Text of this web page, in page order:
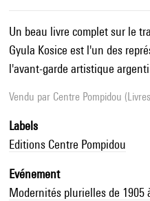
Un beau livre complet sur le
Gyula Kosice est l'un des
l'avant-garde artistique
Vendu par Centre Pompidou
Labels
Editions Centre Pompidou
Evénement
Modernités plurielles de 1905